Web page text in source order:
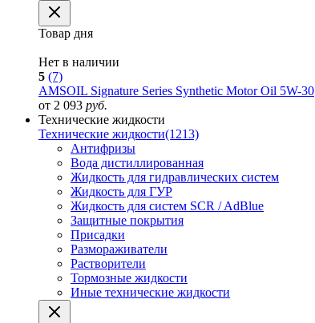
Товар дня
Нет в наличии
5 (7)
AMSOIL Signature Series Synthetic Motor Oil 5W-30
от 2 093 руб.
Технические жидкости
Технические жидкости(1213)
Антифризы
Вода дистиллированная
Жидкость для гидравлических систем
Жидкость для ГУР
Жидкость для систем SCR / AdBlue
Защитные покрытия
Присадки
Размораживатели
Растворители
Тормозные жидкости
Иные технические жидкости